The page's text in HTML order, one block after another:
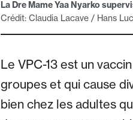
La Dre Mame Yaa Nyarko
Crédit: Claudia Lacave / Hans
Le VPC-13 est un
groupes et qui cause
bien chez les adultes